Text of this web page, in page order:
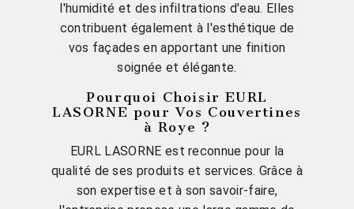
l'humidité et des infiltrations d'eau. Elles
contribuent également à l'esthétique de
vos façades en apportant une finition
soignée et élégante.
Pourquoi Choisir EURL
LASORNE pour Vos Couvertines
à Roye ?
EURL LASORNE est reconnue pour la
qualité de ses produits et services. Grâce à
son expertise et à son savoir-faire,